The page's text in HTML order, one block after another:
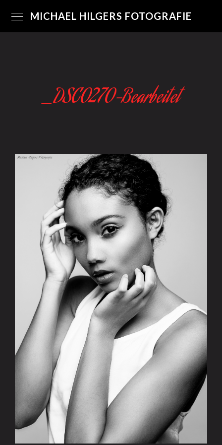
MICHAEL HILGERS FOTOGRAFIE
_DSC0270-Bearbeitet